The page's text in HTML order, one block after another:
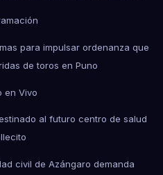
para impulsar ordenanza que
de toros en Puno
en Vivo
al futuro centro de salud
civil de Azángaro demanda